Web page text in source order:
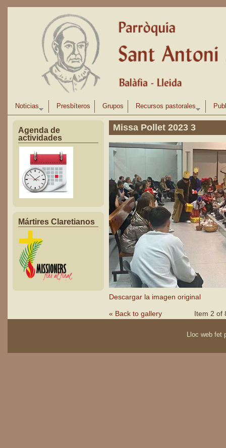
Pasar al contenido principal
Noticias Presbíteros Grupos Recursos pastorales
Agenda de
actividades
Mártires Claretianos
Missa Pollet 2023 3
Descargar la imagen original
« Back to gallery Item 2 of
Lloc web fet